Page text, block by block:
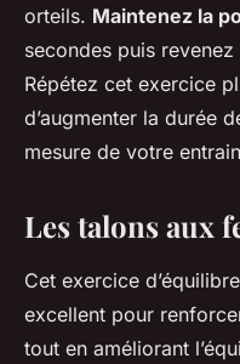
orteils. Maintenez la
secondes puis
Répétez cet exercice
d’augmenter la durée
mesure de votre
Les talons aux
Cet exercice
excellent pour
tout en améliorant